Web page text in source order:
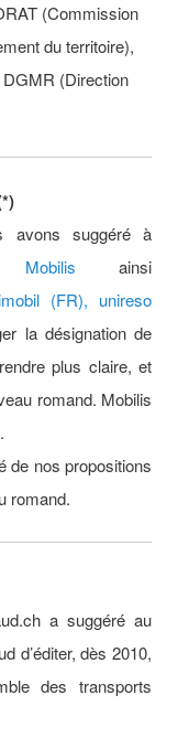
(Commission
du territoire),
(Direction
avons suggéré à
Mobilis ainsi
(FR), unireso
la désignation de
plus claire, et
romand. Mobilis
de nos propositions
romand.
a suggéré au
d’éditer, dès 2010,
des transports